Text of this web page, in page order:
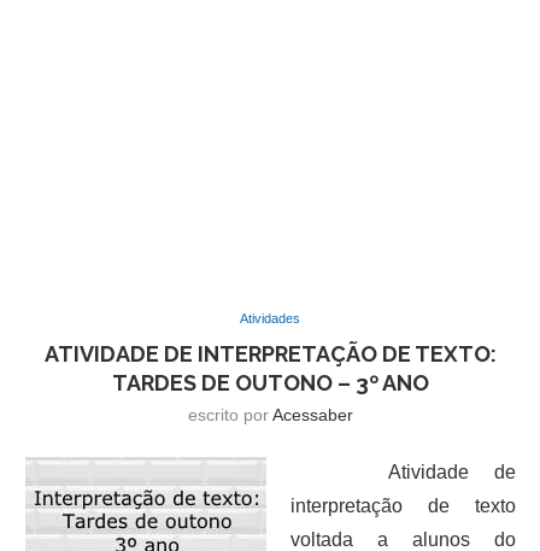
Atividades
ATIVIDADE DE INTERPRETAÇÃO DE TEXTO:
TARDES DE OUTONO – 3º ANO
escrito porAcessaber
Atividade de
interpretação de texto
voltada a alunos do